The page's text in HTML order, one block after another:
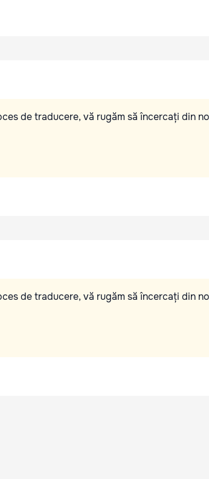
de traducere, vă rugăm să încercați din
de traducere, vă rugăm să încercați din